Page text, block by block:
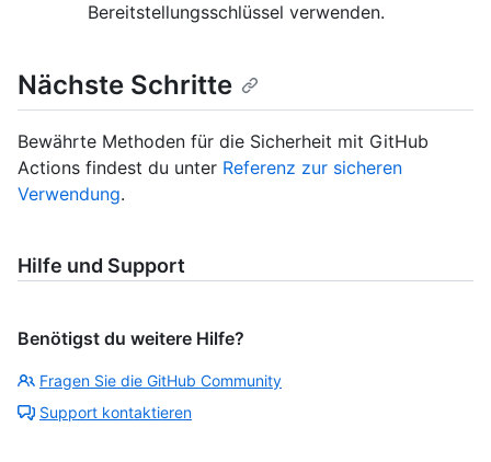
Bereitstellungsschlüssel verwenden.
Nächste Schritte
Bewährte Methoden für die Sicherheit mit GitHub
Actions findest du unter Referenz zur sicheren
Verwendung.
Hilfe und Support
Benötigst du weitere Hilfe?
Fragen Sie die GitHub Community
Support kontaktieren